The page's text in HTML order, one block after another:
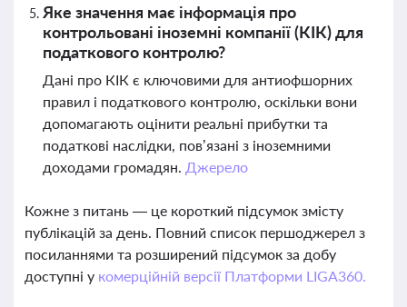
Яке значення має інформація про
контрольовані іноземні компанії (КІК) для
податкового контролю?
Дані про КІК є ключовими для антиофшорних
правил і податкового контролю, оскільки вони
допомагають оцінити реальні прибутки та
податкові наслідки, пов’язані з іноземними
доходами громадян. Джерело
Кожне з питань — це короткий підсумок змісту
публікацій за день. Повний список першоджерел з
посиланнями та розширений підсумок за добу
доступні у комерційній версії Платформи LIGA360.